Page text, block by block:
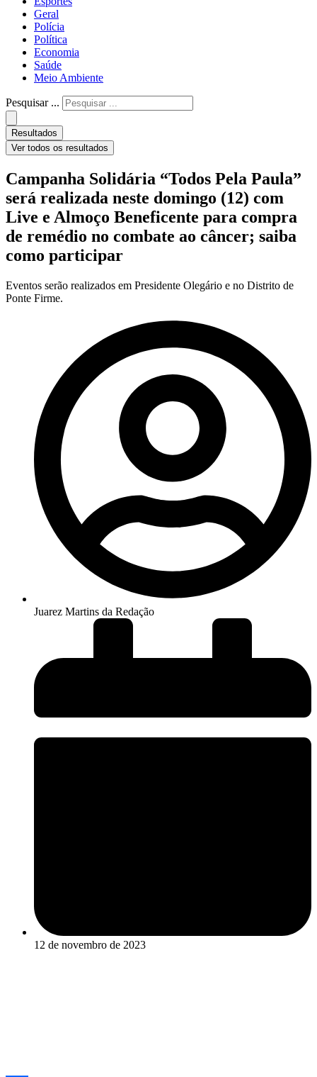
Geral
Polícia
Política
Economia
Saúde
Meio Ambiente
Pesquisar ...
Resultados
Ver todos os resultados
Campanha Solidária “Todos Pela Paula”
será realizada neste domingo (12) com
Live e Almoço Beneficente para compra
de remédio no combate ao câncer; saiba
como participar
Eventos serão realizados em Presidente Olegário e no Distrito de
Ponte Firme.
Juarez Martins da Redação
12 de novembro de 2023